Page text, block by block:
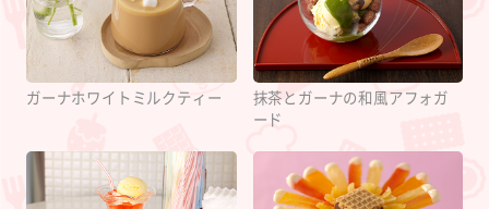
ガーナホワイトミルクティー
抹茶とガーナの和風アフォガ
ード